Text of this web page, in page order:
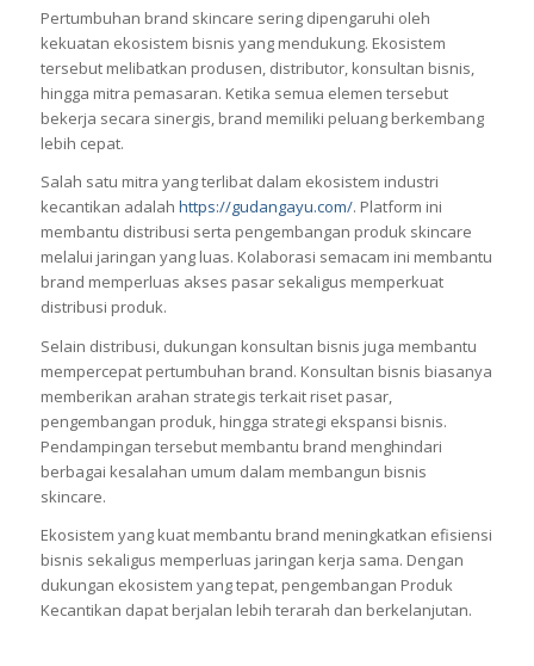
Pertumbuhan brand skincare sering dipengaruhi oleh
kekuatan ekosistem bisnis yang mendukung. Ekosistem
tersebut melibatkan produsen, distributor, konsultan bisnis,
hingga mitra pemasaran. Ketika semua elemen tersebut
bekerja secara sinergis, brand memiliki peluang berkembang
lebih cepat.
Salah satu mitra yang terlibat dalam ekosistem industri
kecantikan adalah https://gudangayu.com/. Platform ini
membantu distribusi serta pengembangan produk skincare
melalui jaringan yang luas. Kolaborasi semacam ini membantu
brand memperluas akses pasar sekaligus memperkuat
distribusi produk.
Selain distribusi, dukungan konsultan bisnis juga membantu
mempercepat pertumbuhan brand. Konsultan bisnis biasanya
memberikan arahan strategis terkait riset pasar,
pengembangan produk, hingga strategi ekspansi bisnis.
Pendampingan tersebut membantu brand menghindari
berbagai kesalahan umum dalam membangun bisnis
skincare.
Ekosistem yang kuat membantu brand meningkatkan efisiensi
bisnis sekaligus memperluas jaringan kerja sama. Dengan
dukungan ekosistem yang tepat, pengembangan Produk
Kecantikan dapat berjalan lebih terarah dan berkelanjutan.